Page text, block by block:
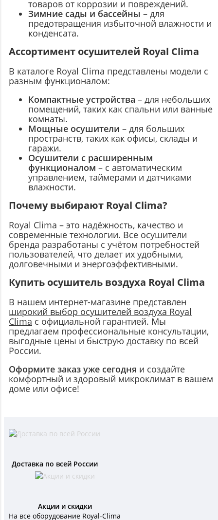
товаров от коррозии и повреждений.
Зимние сады и бассейны – для
предотвращения избыточной влажности и
конденсата.
Ассортимент осушителей Royal Clima
В каталоге Royal Clima представлены модели с
разным функционалом:
Компактные устройства – для небольших
помещений, таких как спальни или ванные
комнаты.
Мощные осушители – для больших
пространств, таких как офисы, склады и
гаражи.
Осушители с расширенным
функционалом – с автоматическим
управлением, таймерами и датчиками
влажности.
Почему выбирают Royal Clima?
Royal Clima – это надёжность, качество и
современные технологии. Все осушители
бренда разработаны с учётом потребностей
пользователей, что делает их удобными,
долговечными и энергоэффективными.
Купить осушитель воздуха Royal Clima
В нашем интернет-магазине представлен
широкий выбор осушителей воздуха Royal
Clima с официальной гарантией. Мы
предлагаем профессиональные консультации,
выгодные цены и быструю доставку по всей
России.
Оформите заказ уже сегодня и создайте
комфортный и здоровый микроклимат в вашем
доме или офисе!
Доставка по всей России
Акции и скидки
На все оборудование Royal-Clima